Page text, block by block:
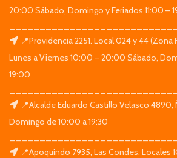
20:00 Sábado, Domingo y Feriados 11:00 –
📍Providencia 2251. Local 024 y 44 (Zona
Lunes a Viernes 10:00 – 20:00 Sábado,
19:00
📍Alcalde Eduardo Castillo Velasco 4890,
Domingo de 10:00 a 19:30
📍Apoquindo 7935, Las Condes. Locales